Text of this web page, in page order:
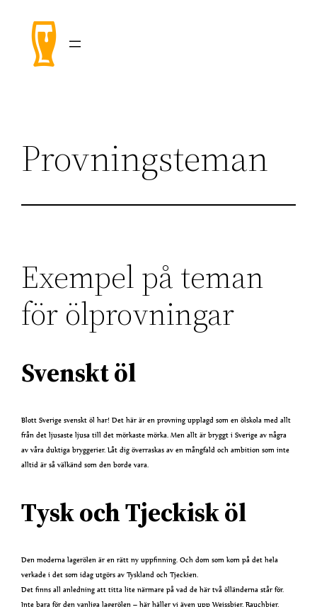
Provningsteman
Exempel på teman
för ölprovningar
Svenskt öl
Blott Sverige svenskt öl har! Det här är en provning upplagd som en ölskola med allt
från det ljusaste ljusa till det mörkaste mörka. Men allt är bryggt i Sverige av några
av våra duktiga bryggerier. Låt dig överraskas av en mångfald och ambition som inte
alltid är så välkänd som den borde vara.
Tysk och Tjeckisk öl
Den moderna lagerölen är en rätt ny uppfinning. Och dom som kom på det hela
verkade i det som idag utgörs av Tyskland och Tjeckien.
Det finns all anledning att titta lite närmare på vad de här två ölländerna står för.
Inte bara för den vanliga lagerölen – här häller vi även upp Weissbier, Rauchbier,